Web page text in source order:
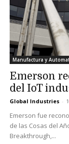
Manufactura y
Emerson
del IoT
Global Industries -
Emerson fue
de las Cosas del
Breakthrough,...